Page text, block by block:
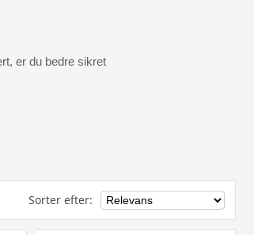
er du bedre sikret
Sorter efter: